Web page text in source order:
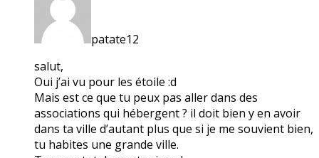
patate12
salut,
Oui j’ai vu pour les étoile :d
Mais est ce que tu peux pas aller dans des
associations qui hébergent ? il doit bien y en avoir
dans ta ville d’autant plus que si je me souvient bien,
tu habites une grande ville.